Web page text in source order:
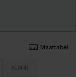
Maattabel
XL(44)